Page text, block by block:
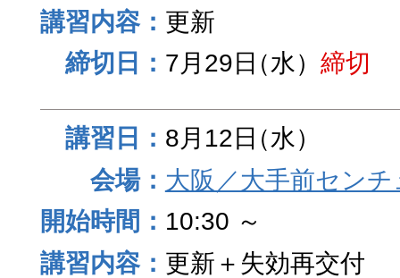
更新
7月29日（水） 締切
8月12日（水）
大阪／大手前セン
10:30 ～
更新＋失効再交付